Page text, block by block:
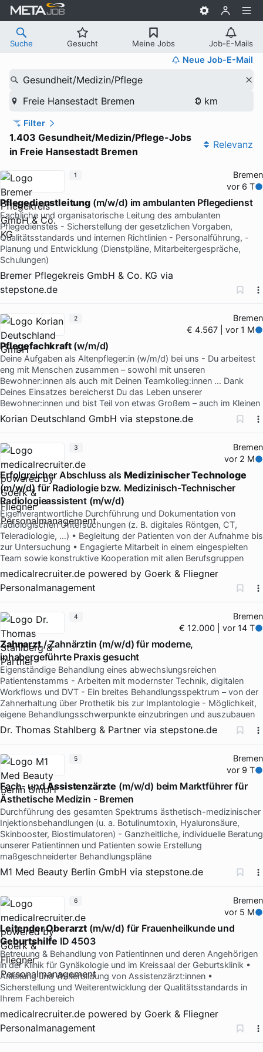
Suche Gesucht Meine Jobs Job-E-Mails
Neue Job-E-Mail
Gesundheit/Medizin/Pflege
Freie Hansestadt Bremen
Filter
1.403 Gesundheit/Medizin/Pflege-Jobs
in Freie Hansestadt Bremen
Relevanz
Bremen
vor 6 T
Pflegedienstleitung(m/w/d) im ambulanten Pflegedienst
Fachliche und organisatorische Leitung des ambulanten
Pflegedienstes - Sicherstellung der gesetzlichen Vorgaben,
Qualitätsstandards und internen Richtlinien - Personalführung, -
Planung und Entwicklung (Dienstpläne, Mitarbeitergespräche,
Schulungen)
Bremer Pflegekreis GmbH & Co. KG via
stepstone.de
1
Bremen
€ 4.567 | vor 1 M
Pflegefachkraft(w/m/d)
Deine Aufgaben als Altenpfleger:in (w/m/d) bei uns - Du arbeitest
eng mit Menschen zusammen – sowohl mit unseren
Bewohner:innen als auch mit Deinen Teamkolleg:innen … Dank
Deines Einsatzes bereicherst Du das Leben unserer
Bewohner:innen und bist Teil von etwas Großem – auch im Kleinen
Korian Deutschland GmbH via stepstone.de
2
Bremen
vor 2 M
Erfolgreicher Abschluss als Medizinischer Technologe
(m/w/d) für Radiologie bzw. Medizinisch-Technischer
Radiologieassistent (m/w/d)
Eigenverantwortliche Durchführung und Dokumentation von
radiologischen Untersuchungen (z. B. digitales Röntgen, CT,
Teleradiologie, …) • Begleitung der Patienten von der Aufnahme bis
zur Untersuchung • Engagierte Mitarbeit in einem eingespielten
Team sowie konstruktive Kooperation mit allen Berufsgruppen
medicalrecruiter.de powered by Goerk & Fliegner
Personalmanagement
3
Bremen
€ 12.000 | vor 14 T
Zahnarzt/ Zahnärztin (m/w/d) für moderne,
inhabergeführte Praxis gesucht
Eigenständige Behandlung eines abwechslungsreichen
Patientenstamms - Arbeiten mit modernster Technik, digitalen
Workflows und DVT - Ein breites Behandlungsspektrum – von der
Zahnerhaltung über Prothetik bis zur Implantologie - Möglichkeit,
eigene Behandlungsschwerpunkte einzubringen und auszubauen
Dr. Thomas Stahlberg & Partner via stepstone.de
4
Bremen
vor 9 T
Fach- undAssistenzärzte (m/w/d) beim Marktführer für
Ästhetische Medizin - Bremen
Durchführung des gesamten Spektrums ästhetisch-medizinischer
Injektionsbehandlungen (u. a. Botulinumtoxin, Hyaluronsäure,
Skinbooster, Biostimulatoren) - Ganzheitliche, individuelle Beratung
unserer Patientinnen und Patienten sowie Erstellung
maßgeschneiderter Behandlungspläne
M1 Med Beauty Berlin GmbH via stepstone.de
5
Bremen
vor 5 M
Leitender Oberarzt (m/w/d) für Frauenheilkunde und
Geburtshilfe ID 4503
Betreuung & Behandlung von Patientinnen und deren Angehörigen
in der Klinik für Gynäkologie und im Kreissaal der Geburtsklinik •
Anleitung und Weiterbildung von Assistenzärzt:innen •
Sicherstellung und Weiterentwicklung der Qualitätsstandards in
Ihrem Fachbereich
medicalrecruiter.de powered by Goerk & Fliegner
Personalmanagement
6